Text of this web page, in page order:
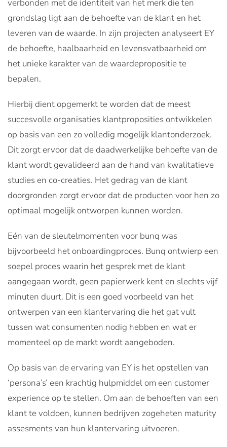
verbonden met de identiteit van het merk die ten
grondslag ligt aan de behoefte van de klant en het
leveren van de waarde. In zijn projecten analyseert EY
de behoefte, haalbaarheid en levensvatbaarheid om
het unieke karakter van de waardepropositie te
bepalen.
Hierbij dient opgemerkt te worden dat de meest
succesvolle organisaties klantproposities ontwikkelen
op basis van een zo volledig mogelijk klantonderzoek.
Dit zorgt ervoor dat de daadwerkelijke behoefte van de
klant wordt gevalideerd aan de hand van kwalitatieve
studies en co-creaties. Het gedrag van de klant
doorgronden zorgt ervoor dat de producten voor hen zo
optimaal mogelijk ontworpen kunnen worden.
Eén van de sleutelmomenten voor bunq was
bijvoorbeeld het onboardingproces. Bunq ontwierp een
soepel proces waarin het gesprek met de klant
aangegaan wordt, geen papierwerk kent en slechts vijf
minuten duurt. Dit is een goed voorbeeld van het
ontwerpen van een klantervaring die het gat vult
tussen wat consumenten nodig hebben en wat er
momenteel op de markt wordt aangeboden.
Op basis van de ervaring van EY is het opstellen van
‘persona’s’ een krachtig hulpmiddel om een customer
experience op te stellen. Om aan de behoeften van een
klant te voldoen, kunnen bedrijven zogeheten maturity
assesments van hun klantervaring uitvoeren.